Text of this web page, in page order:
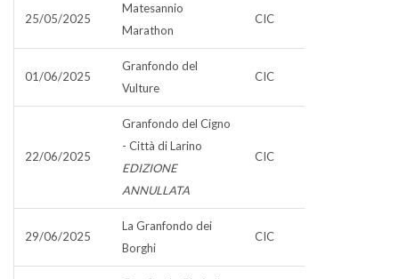
25/05/2025
Matesannio
Marathon
CIC
01/06/2025
Granfondo del
Vulture
CIC
22/06/2025
Granfondo del Cigno
- Città di Larino
EDIZIONE
ANNULLATA
CIC
29/06/2025
La Granfondo dei
Borghi
CIC